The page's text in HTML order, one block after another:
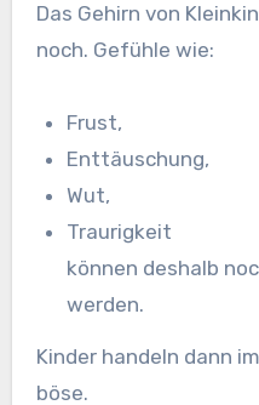
Das Gehirn von
noch. Gefühle wie:
Frust,
Enttäuschung,
Wut,
Traurigkeit
können deshalb
werden.
Kinder handeln dann
böse.